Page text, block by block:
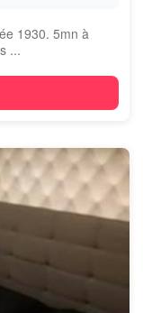
1930. 5mn à
...